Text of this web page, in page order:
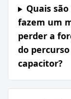
Quais
fazem um
perder a
do
capacitor?